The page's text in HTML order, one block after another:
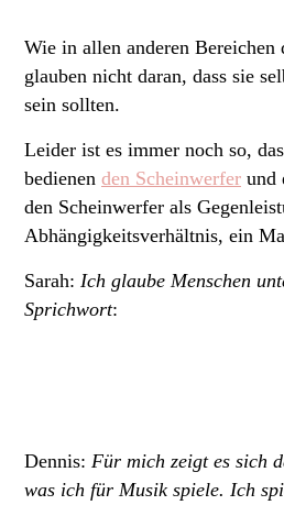
Wie in allen anderen Bereichen
glauben nicht daran, dass sie
sein sollten.
Leider ist es immer noch so,
bedienen den Scheinwerfer und
den Scheinwerfer als
Abhängigkeitsverhältnis, ein
Sarah: Ich glaube Menschen
Sprichwort:
Dennis: Für mich zeigt es sich
was ich für Musik spiele. Ich